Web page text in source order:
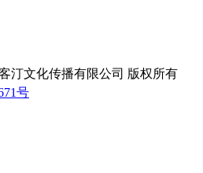
汀文化传播有限公司 版权所有
号